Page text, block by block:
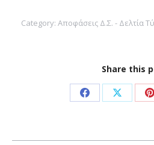
Category: Αποφάσεις Δ.Σ. - Δελτία
Share this
Share
Facebook
Share
X